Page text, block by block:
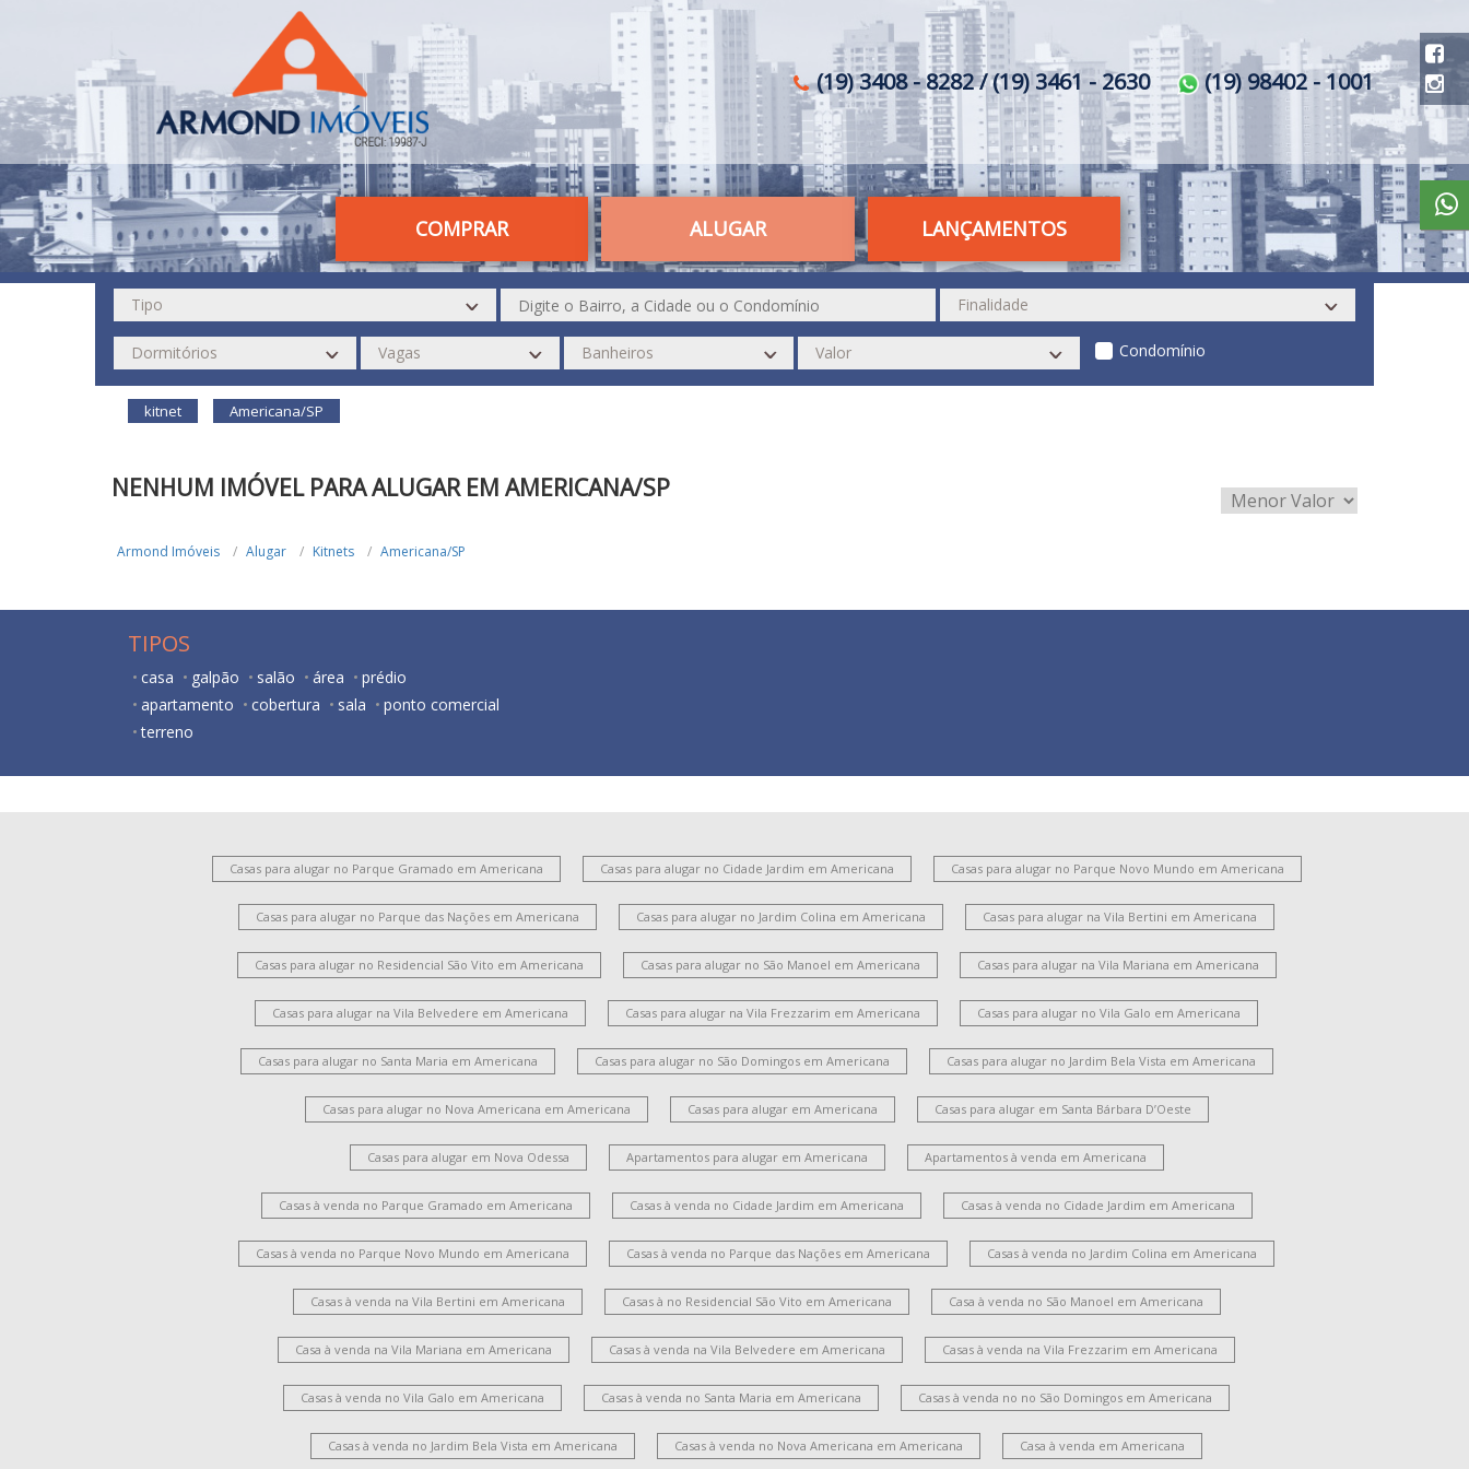
(19) 3408 - 8282 / (19) 3461 - 2630 (19) 98402 - 1001
COMPRAR ALUGAR LANÇAMENTOS
Condomínio
kitnet Americana/SP
NENHUM IMÓVEL PARA ALUGAR EM AMERICANA/SP
Armond Imóveis Alugar Kitnets Americana/SP
TIPOS
casa galpão salão área
prédio
apartamento
cobertura sala
ponto comercial
terreno
Casas para alugar no Parque Gramado em Americana Casas para alugar no Cidade Jardim em Americana Casas para alugar no Parque Novo Mundo em Americana
Casas para alugar no Parque das Nações em Americana Casas para alugar no Jardim Colina em Americana Casas para alugar na Vila Bertini em Americana
Casas para alugar no Residencial São Vito em Americana Casas para alugar no São Manoel em Americana Casas para alugar na Vila Mariana em Americana
Casas para alugar na Vila Belvedere em Americana Casas para alugar na Vila Frezzarim em Americana Casas para alugar no Vila Galo em Americana
Casas para alugar no Santa Maria em Americana Casas para alugar no São Domingos em Americana Casas para alugar no Jardim Bela Vista em Americana
Casas para alugar no Nova Americana em Americana Casas para alugar em Americana Casas para alugar em Santa Bárbara D’Oeste
Casas para alugar em Nova Odessa Apartamentos para alugar em Americana Apartamentos à venda em Americana
Casas à venda no Parque Gramado em Americana Casas à venda no Cidade Jardim em Americana Casas à venda no Cidade Jardim em Americana
Casas à venda no Parque Novo Mundo em Americana Casas à venda no Parque das Nações em Americana Casas à venda no Jardim Colina em Americana
Casas à venda na Vila Bertini em Americana Casas à no Residencial São Vito em Americana Casa à venda no São Manoel em Americana
Casa à venda na Vila Mariana em Americana Casas à venda na Vila Belvedere em Americana Casas à venda na Vila Frezzarim em Americana
Casas à venda no Vila Galo em Americana Casas à venda no Santa Maria em Americana Casas à venda no no São Domingos em Americana
Casas à venda no Jardim Bela Vista em Americana Casas à venda no Nova Americana em Americana Casa à venda em Americana